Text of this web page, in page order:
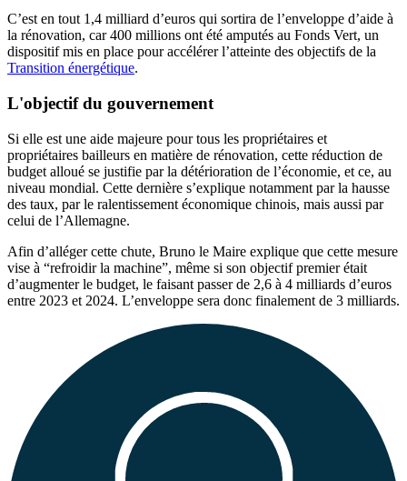
C’est en tout 1,4 milliard d’euros qui sortira de l’enveloppe d’aide à
la rénovation, car 400 millions ont été amputés au Fonds Vert, un
dispositif mis en place pour accélérer l’atteinte des objectifs de la
Transition énergétique.
L'objectif du gouvernement
Si elle est une aide majeure pour tous les propriétaires et
propriétaires bailleurs en matière de rénovation, cette réduction de
budget alloué se justifie par la détérioration de l’économie, et ce, au
niveau mondial. Cette dernière s’explique notamment par la hausse
des taux, par le ralentissement économique chinois, mais aussi par
celui de l’Allemagne.
Afin d’alléger cette chute, Bruno le Maire explique que cette mesure
vise à “refroidir la machine”, même si son objectif premier était
d’augmenter le budget, le faisant passer de 2,6 à 4 milliards d’euros
entre 2023 et 2024. L’enveloppe sera donc finalement de 3 milliards.